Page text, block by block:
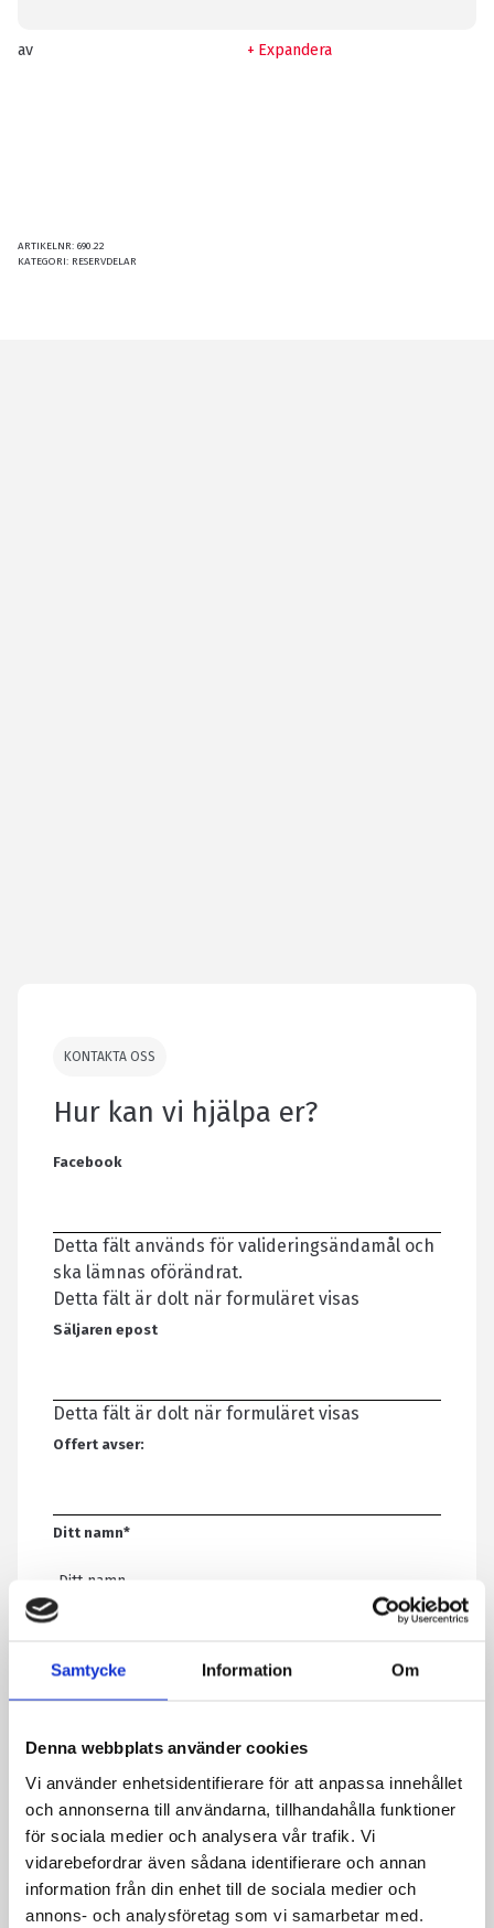
Samtycke Information Om
Denna webbplats använder cookies
Vi använder enhetsidentifierare för att anpassa innehållet
och annonserna till användarna, tillhandahålla funktioner
för sociala medier och analysera vår trafik. Vi
vidarebefordrar även sådana identifierare och annan
information från din enhet till de sociala medier och
annons- och analysföretag som vi samarbetar med.
av Expandera
ARTIKELNR: 690.22
KATEGORI: RESERVDELAR
KONTAKTA OSS
Hur kan vi hjälpa er?
Facebook
Detta fält används för valideringsändamål och
ska lämnas oförändrat.
Detta fält är dolt när formuläret visas
Säljaren epost
Detta fält är dolt när formuläret visas
Offert avser:
Ditt namn*
E-post
Genom att skicka formuläret godkänner du att vi sparar
information om dig. Läs mer om hur vi behandlar dina